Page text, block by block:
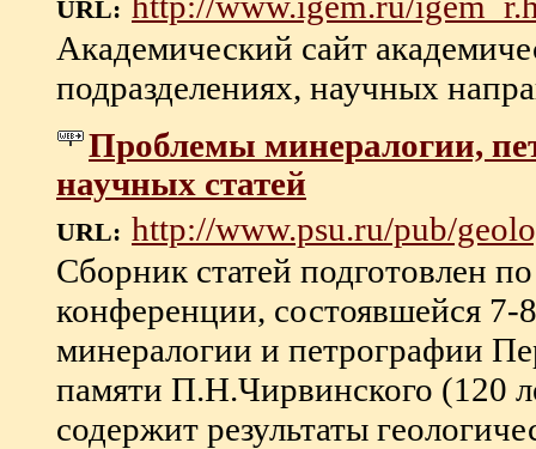
URL:
Академический сайт
подразделениях, научных
Проблемы минералогии,
научных статей
URL: http://www.psu.ru/pub/
Сборник статей подготовлен
конференции, состоявшейся 7-
минералогии и петрографии
памяти П.Н.Чирвинского (120
содержит результаты